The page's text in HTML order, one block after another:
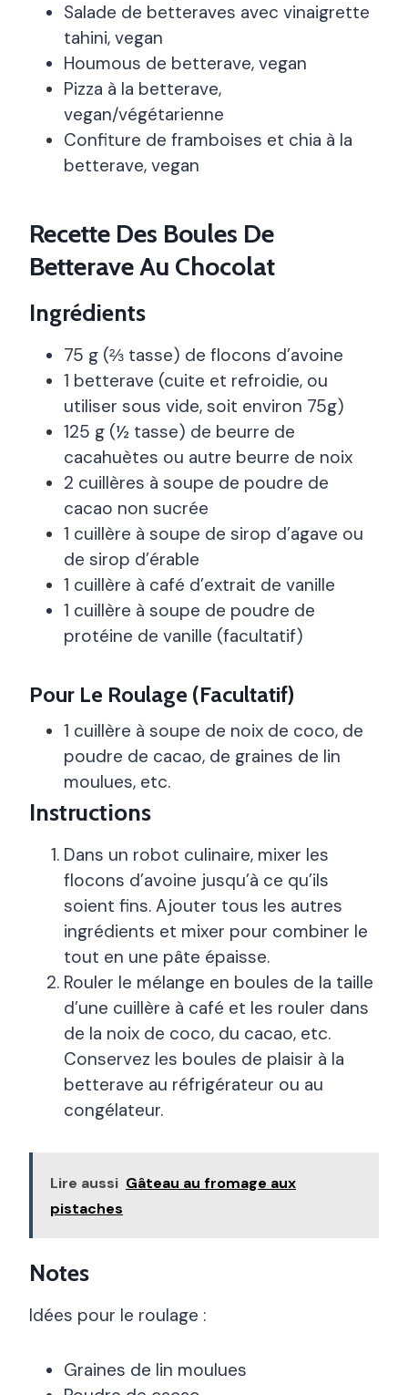
Salade de betteraves avec vinaigrette
tahini, vegan
Houmous de betterave, vegan
Pizza à la betterave,
vegan/végétarienne
Confiture de framboises et chia à la
betterave, vegan
Recette Des Boules De
Betterave Au Chocolat
Ingrédients
75 g (⅔ tasse) de flocons d’avoine
1 betterave (cuite et refroidie, ou
utiliser sous vide, soit environ 75g)
125 g (½ tasse) de beurre de
cacahuètes ou autre beurre de noix
2 cuillères à soupe de poudre de
cacao non sucrée
1 cuillère à soupe de sirop d’agave ou
de sirop d’érable
1 cuillère à café d’extrait de vanille
1 cuillère à soupe de poudre de
protéine de vanille (facultatif)
Pour Le Roulage (facultatif)
1 cuillère à soupe de noix de coco, de
poudre de cacao, de graines de lin
moulues, etc.
Instructions
Dans un robot culinaire, mixer les
flocons d’avoine jusqu’à ce qu’ils
soient fins. Ajouter tous les autres
ingrédients et mixer pour combiner le
tout en une pâte épaisse.
Rouler le mélange en boules de la taille
d’une cuillère à café et les rouler dans
de la noix de coco, du cacao, etc.
Conservez les boules de plaisir à la
betterave au réfrigérateur ou au
congélateur.
Lire aussi Gâteau au fromage aux
pistaches
Notes
Idées pour le roulage :
Graines de lin moulues